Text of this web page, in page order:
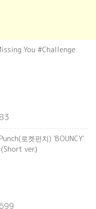
You #Challenge
83
로켓펀치) 'BOUNCY'
ver.)